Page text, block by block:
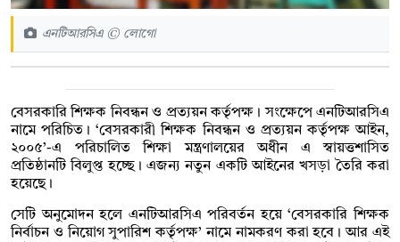
এনটিআরসিএ © লোগো
বেসরকারি শিক্ষক নিবন্ধন ও প্রত্যয়ন কর্তৃপক্ষ। সংক্ষেপে এনটিআরসিএ
নামে পরিচিত। ‘বেসরকারী শিক্ষক নিবন্ধন ও প্রত্যয়ন কর্তৃপক্ষ আইন,
২০০৫’-এ পরিচালিত শিক্ষা মন্ত্রণালয়ের অধীন এ স্বায়ত্তশাসিত
প্রতিষ্ঠানটি বিলুপ্ত হচ্ছে। এজন্য নতুন একটি আইনের খসড়া তৈরি করা
হয়েছে।
সেটি অনুমোদন হলে এনটিআরসিএ পরিবর্তন হয়ে ‘বেসরকারি শিক্ষক
নির্বাচন ও নিয়োগ সুপারিশ কর্তৃপক্ষ’ নামে নামকরণ করা হবে। আর এই